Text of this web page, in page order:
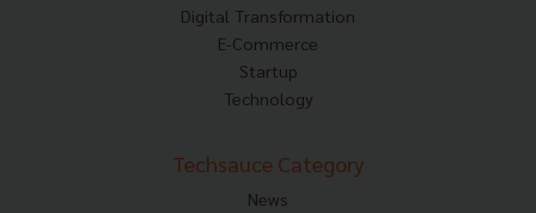
Digital Transformation
E-Commerce
Startup
Technology
Techsauce Category
News